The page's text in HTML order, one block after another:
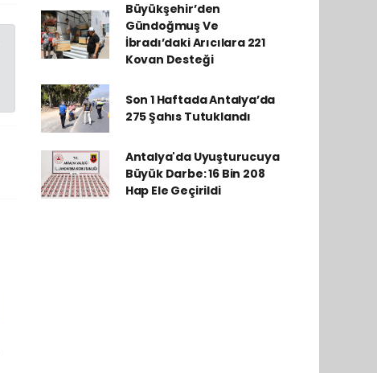
Büyükşehir’den
Gündoğmuş Ve
İbradı’daki Arıcılara 221
Kovan Desteği
Son 1 Haftada Antalya’da
275 Şahıs Tutuklandı
Antalya'da Uyuşturucuya
Büyük Darbe: 16 Bin 208
Hap Ele Geçirildi